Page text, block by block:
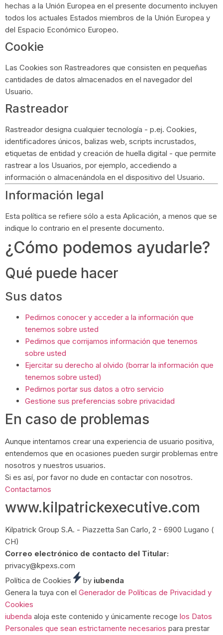
hechas a la Unión Europea en el presente documento incluyen
todos los actuales Estados miembros de la Unión Europea y
del Espacio Económico Europeo.
Cookie
Las Cookies son Rastreadores que consisten en pequeñas
cantidades de datos almacenados en el navegador del
Usuario.
Rastreador
Rastreador designa cualquier tecnología - p.ej. Cookies,
identificadores únicos, balizas web, scripts incrustados,
etiquetas de entidad y creación de huella digital - que permite
rastrear a los Usuarios, por ejemplo, accediendo a
información o almacenándola en el dispositivo del Usuario.
Información legal
Esta política se refiere sólo a esta Aplicación, a menos que se
indique lo contrario en el presente documento.
¿Cómo podemos ayudarle?
Qué puede hacer
Sus datos
Pedirnos conocer y acceder a la información que
tenemos sobre usted
Pedirnos que corrijamos información que tenemos
sobre usted
Ejercitar su derecho al olvido (borrar la información que
tenemos sobre usted)
Pedirnos portar sus datos a otro servicio
Gestione sus preferencias sobre privacidad
En caso de problemas
Aunque intentamos crear una experiencia de usuario positiva,
entendemos que en ocasiones pueden surgir problemas entre
nosotros y nuestros usuarios.
Si es así, por favor no dude en contactar con nosotros.
Contactarnos
Footer
www.kilpatrickexecutive.com
Kilpatrick Group S.A. - Piazzetta San Carlo, 2 - 6900 Lugano (
CH)
Correo electrónico de contacto del Titular:
privacy@kpexs.com
Política de Cookies
by iubenda
Genera la tuya con el Generador de Políticas de Privacidad y
Cookies
iubenda aloja este contenido y únicamente recoge los Datos
Personales que sean estrictamente necesarios para prestar